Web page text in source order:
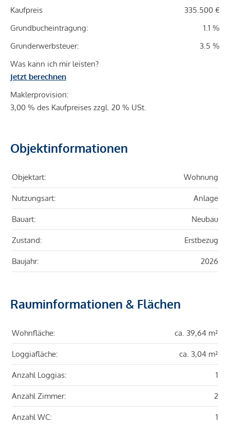
Kaufpreis
335.500 €
Grundbucheintragung:
1.1 %
Grunderwerbsteuer:
3.5 %
Was kann ich mir leisten?
Jetzt berechnen
Maklerprovision:
3,00 % des Kaufpreises zzgl. 20 % USt.
Objektinformationen
Objektart: Wohnung
Nutzungsart: Anlage
Bauart: Neubau
Zustand: Erstbezug
Baujahr: 2026
Rauminformationen & Flächen
Wohnfläche: ca. 39,64 m²
Loggiafläche: ca. 3,04 m²
Anzahl Loggias: 1
Anzahl Zimmer: 2
Anzahl WC: 1